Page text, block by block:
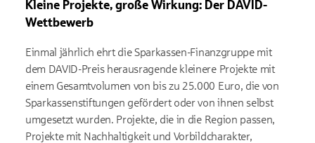
Kleine Projekte, große Wirkung: Der DAVID-
Wettbewerb
Einmal jährlich ehrt die Sparkassen-Finanzgruppe mit
dem DAVID-Preis herausragende kleinere Projekte mit
einem Gesamtvolumen von bis zu 25.000 Euro, die von
Sparkassenstiftungen gefördert oder von ihnen selbst
umgesetzt wurden. Projekte, die in die Region passen,
Projekte mit Nachhaltigkeit und Vorbildcharakter,